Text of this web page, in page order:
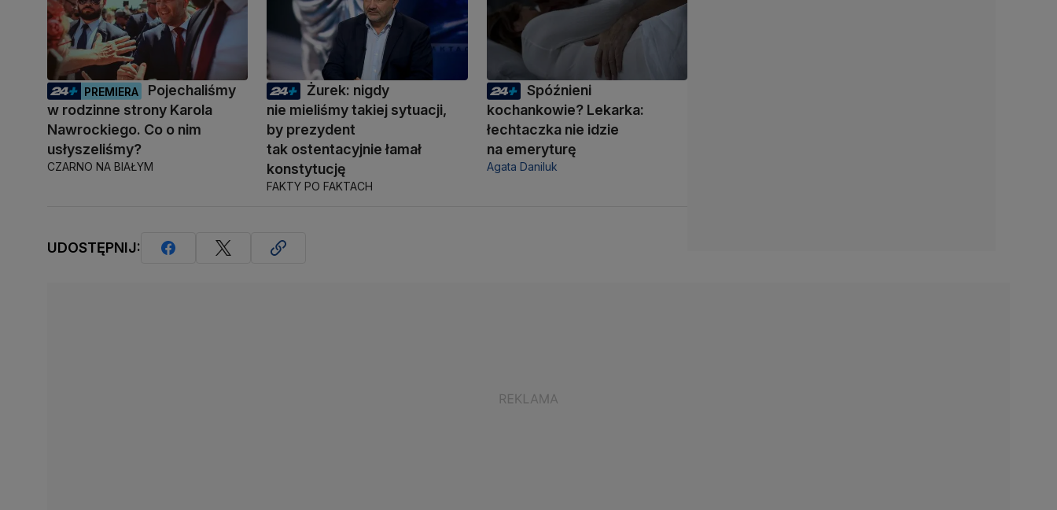
PREMIERA
Pojechaliśmy
w rodzinne strony Karola
Nawrockiego. Co o nim
usłyszeliśmy?
CZARNO NA BIAŁYM
Żurek: nigdy
nie mieliśmy takiej sytuacji,
by prezydent
tak ostentacyjnie łamał
konstytucję
FAKTY PO FAKTACH
Spóźnieni
kochankowie? Lekarka:
łechtaczka nie idzie
na emeryturę
Agata Daniluk
UDOSTĘPNIJ: